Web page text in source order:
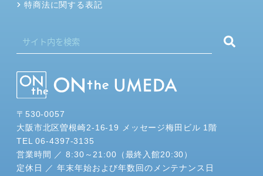
〒530-0057
大阪市北区曽根崎2-16-19 メッセージ梅田ビル 1階
TEL 06-4397-3135
営業時間 ／ 8:30～21:00（最終入館20:30）
定休日 ／ 年末年始および年数回のメンテナンス日
特商法に関する表記